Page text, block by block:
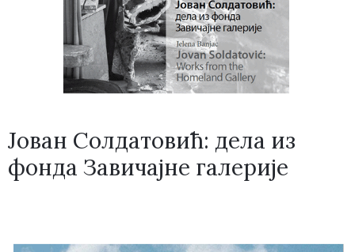
Јован Солдатовић: дела из
фонда Завичајне галерије